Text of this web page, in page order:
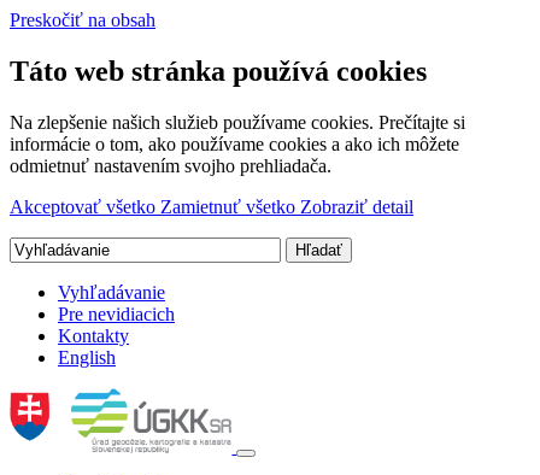
Preskočiť na obsah
Táto web stránka používá cookies
Na zlepšenie našich služieb používame cookies. Prečítajte si
informácie o tom, ako používame cookies a ako ich môžete
odmietnuť nastavením svojho prehliadača.
Akceptovať všetko Zamietnuť všetko Zobraziť detail
Vyhľadávanie
Pre nevidiacich
Kontakty
English